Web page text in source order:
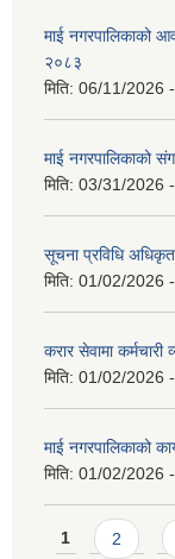
माई नगरपालिकाको
२०८३
मिति: 06/11/2026
माई नगरपालिकाको
मिति: 03/31/2026
सूचना प्रविधि अधिकृत
मिति: 01/02/2026
करार सेवामा कर्मचारी
मिति: 01/02/2026
माई नगरपालिकाको
मिति: 01/02/2026
Pages
1 2